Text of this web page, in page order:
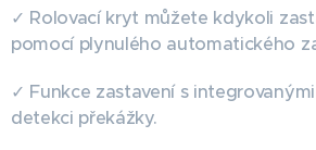
✓ Rolovací kryt můžete kdykoli
pomocí plynulého automatického
✓ Funkce zastavení s
detekci překážky.